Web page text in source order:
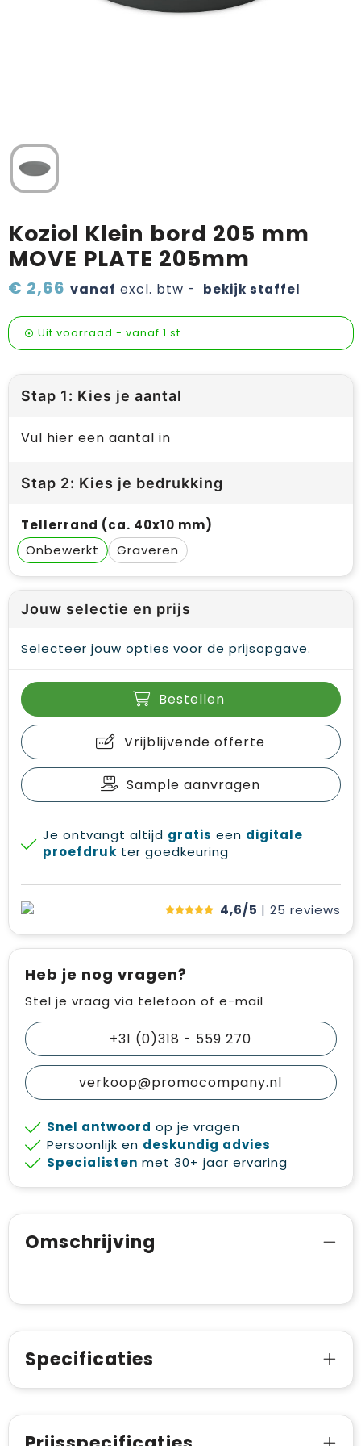
Zomerpakketten
Koziol Klein bord 205 mm
MOVE PLATE 205mm
€ 2,66 vanaf excl. btw - bekijk staffel
Uit voorraad - vanaf 1 st.
Stap 1: Kies je aantal
Vul hier een aantal in
Stap 2: Kies je bedrukking
Tellerrand (ca. 40x10 mm)
Onbewerkt
Graveren
Jouw selectie en prijs
Selecteer jouw opties voor de prijsopgave.
Bestellen
Vrijblijvende offerte
Sample aanvragen
Je ontvangt altijd gratis een digitale
proefdruk ter goedkeuring
4,6/5 | 25 reviews
Heb je nog vragen?
Stel je vraag via telefoon of e-mail
+31 (0)318 - 559 270
verkoop@promocompany.nl
Snel antwoord op je vragen
Persoonlijk en deskundig advies
Specialisten met 30+ jaar ervaring
Omschrijving
Specificaties